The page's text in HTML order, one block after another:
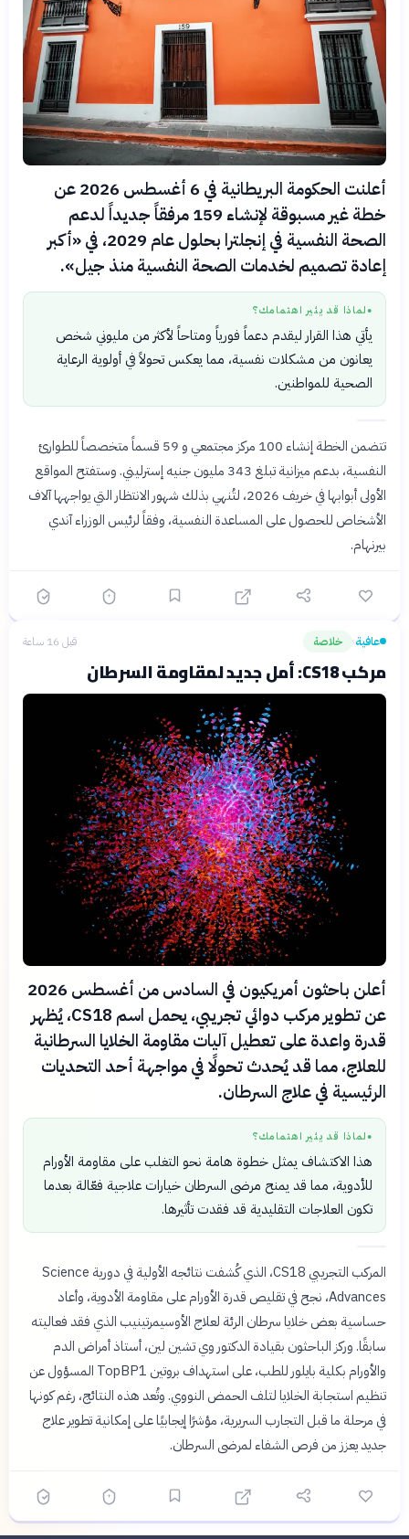
أعلنت الحكومة البريطانية في 6 أغسطس 2026 عن
خطة غير مسبوقة لإنشاء 159 مرفقاً جديداً لدعم
الصحة النفسية في إنجلترا بحلول عام 2029، في «أكبر
إعادة تصميم لخدمات الصحة النفسية منذ جيل».
● لماذا قد يثير اهتمامك؟
يأتي هذا القرار ليقدم دعماً فورياً ومتاحاً لأكثر من مليوني شخص
يعانون من مشكلات نفسية، مما يعكس تحولاً في أولوية الرعاية
الصحية للمواطنين.
تتضمن الخطة إنشاء 100 مركز مجتمعي و 59 قسماً متخصصاً للطوارئ
النفسية، بدعم ميزانية تبلغ 343 مليون جنيه إسترليني. وستفتح المواقع
الأولى أبوابها في خريف 2026، لتُنهي بذلك شهور الانتظار التي يواجهها آلاف
الأشخاص للحصول على المساعدة النفسية، وفقاً لرئيس الوزراء آندي
بيرنهام.
عافية› خلاصة قبل 16 ساعة
مركب CS18: أمل جديد لمقاومة السرطان
أعلن باحثون أمريكيون في السادس من أغسطس 2026
عن تطوير مركب دوائي تجريبي، يحمل اسم CS18، يُظهر
قدرة واعدة على تعطيل آليات مقاومة الخلايا السرطانية
للعلاج، مما قد يُحدث تحولًا في مواجهة أحد التحديات
الرئيسية في علاج السرطان.
● لماذا قد يثير اهتمامك؟
هذا الاكتشاف يمثل خطوة هامة نحو التغلب على مقاومة الأورام
للأدوية، مما قد يمنح مرضى السرطان خيارات علاجية فعّالة بعدما
تكون العلاجات التقليدية قد فقدت تأثيرها.
المركب التجريبي CS18، الذي كُشفت نتائجه الأولية في دورية Science
Advances، نجح في تقليص قدرة الأورام على مقاومة الأدوية، وأعاد
حساسية بعض خلايا سرطان الرئة لعلاج الأوسيمرتينيب الذي فقد فعاليته
سابقًا. وركز الباحثون بقيادة الدكتور وي تشين لين، أستاذ أمراض الدم
والأورام بكلية بايلور للطب، على استهداف بروتين TopBP1 المسؤول عن
تنظيم استجابة الخلايا لتلف الحمض النووي. وتُعد هذه النتائج، رغم كونها
في مرحلة ما قبل التجارب السريرية، مؤشرًا إيجابيًا على إمكانية تطوير علاج
جديد يعزز من فرص الشفاء لمرضى السرطان.